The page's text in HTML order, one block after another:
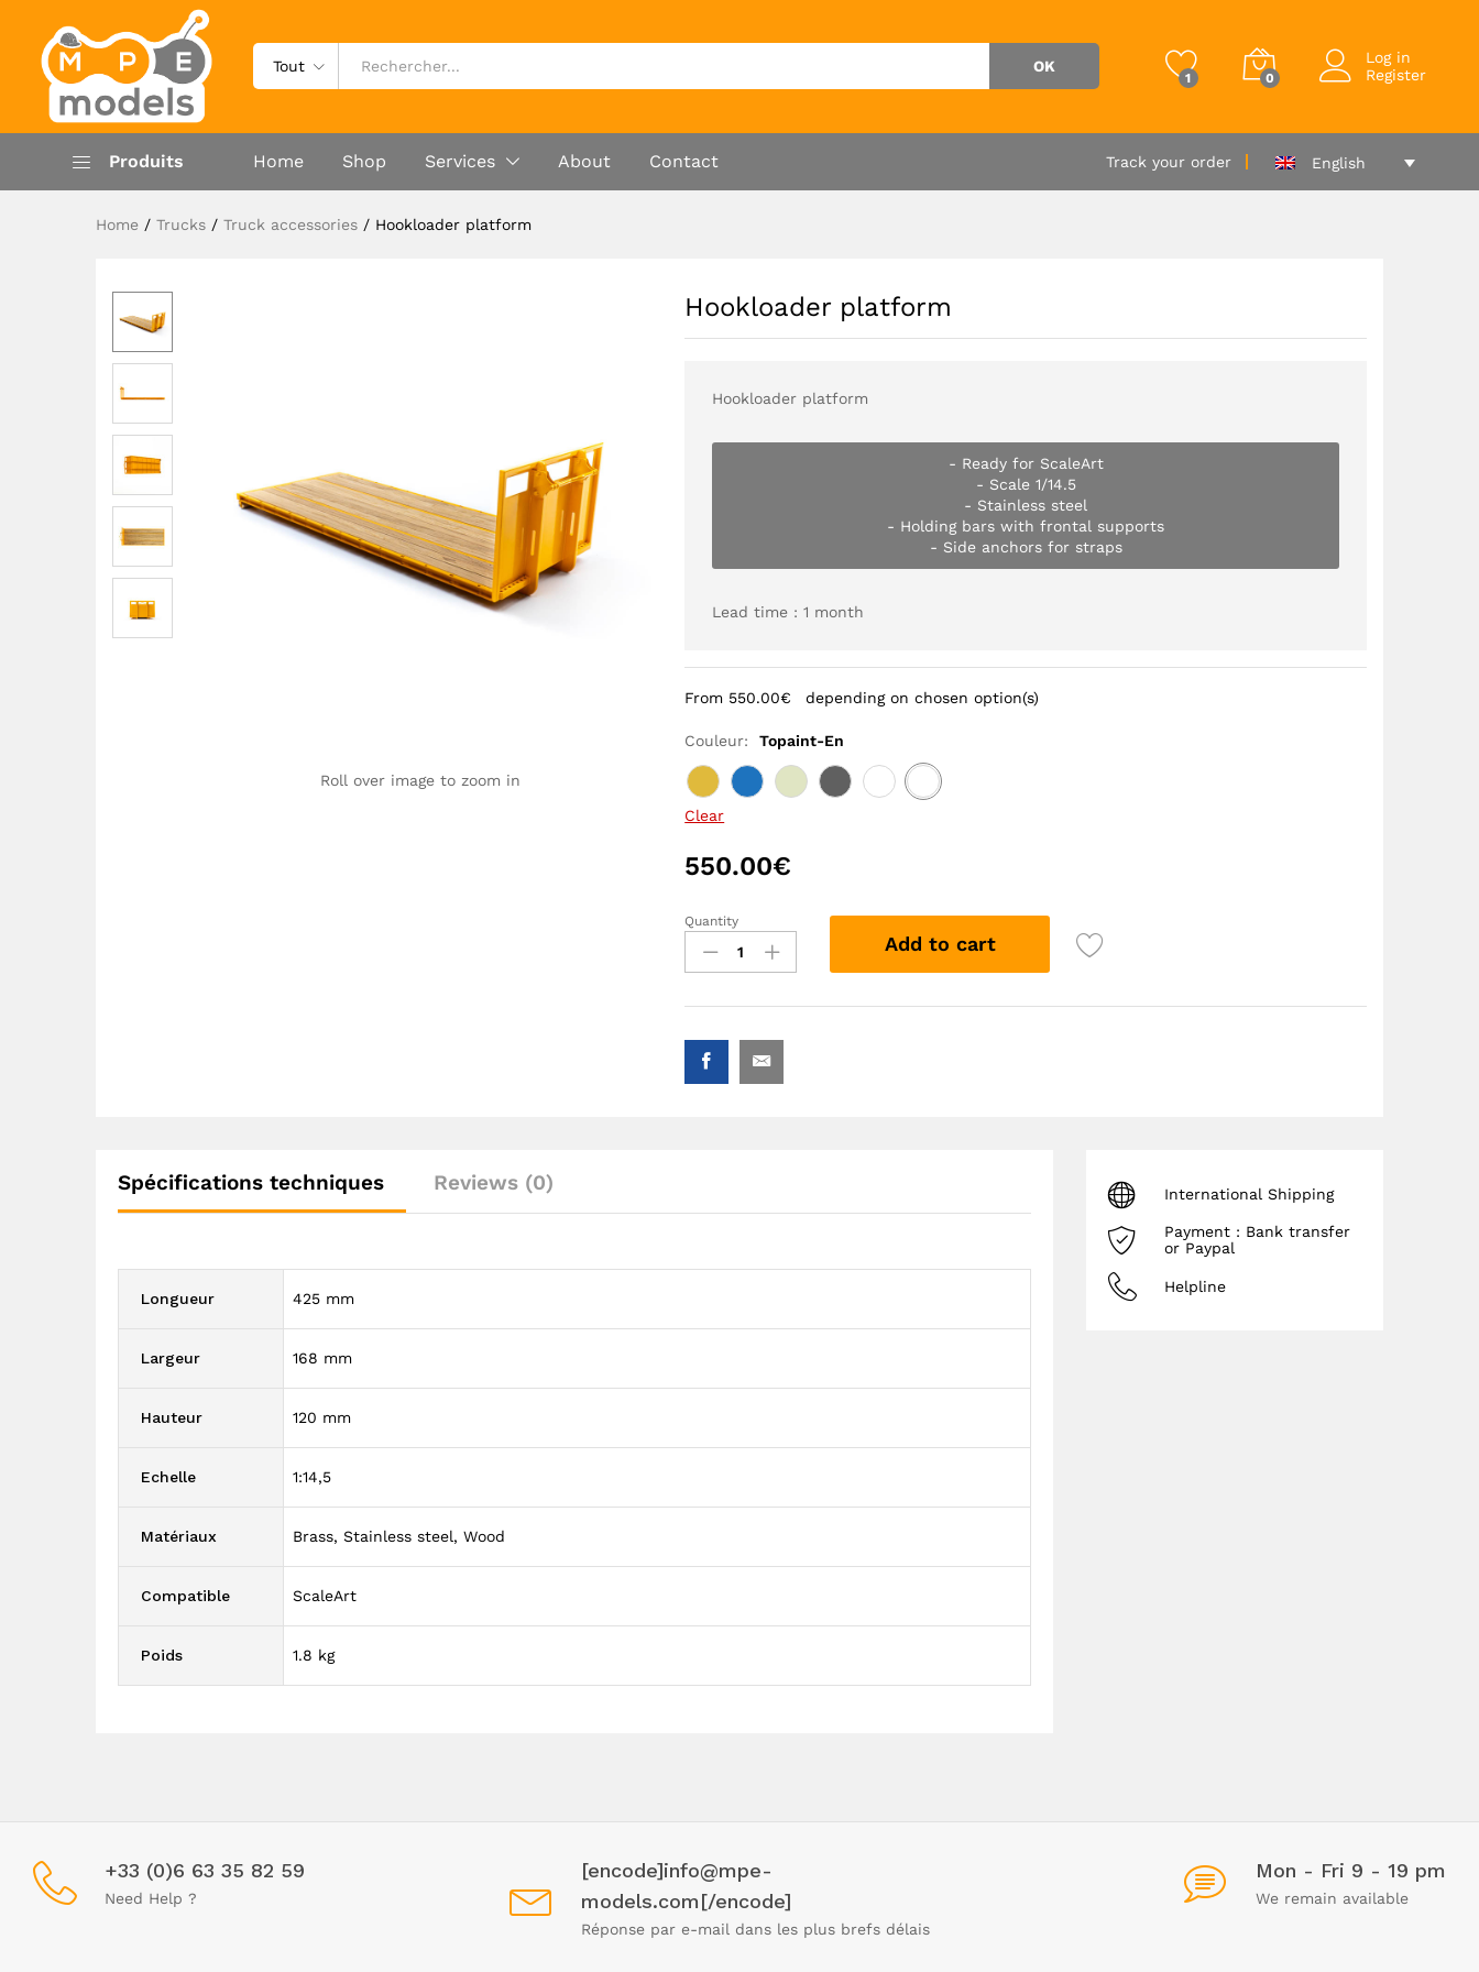
Tout OK
1 0
Log in
Register
Produits Home Shop Services About Contact Track your order English
Home / Trucks / Truck accessories / Hookloader platform
Roll over image to zoom in
Hookloader platform
Hookloader platform
- Ready for ScaleArt
- Scale 1/14.5
- Stainless steel
- Holding bars with frontal supports
- Side anchors for straps
Lead time : 1 month
From 550.00€ depending on chosen option(s)
Couleur: Topaint-En
Clear
550.00€
Quantity
Add to cart
Spécifications techniques Reviews (0)
Longueur 425 mm
Largeur 168 mm
Hauteur 120 mm
Echelle 1:14,5
Matériaux Brass, Stainless steel, Wood
Compatible ScaleArt
Poids 1.8 kg
International Shipping
Payment : Bank transfer
or Paypal
Helpline
+33 (0)6 63 35 82 59
Need Help ?
[encode]info@mpe-
models.com[/encode]
Réponse par e-mail dans les plus brefs délais
Mon - Fri 9 - 19 pm
We remain available
Spécifications techniques